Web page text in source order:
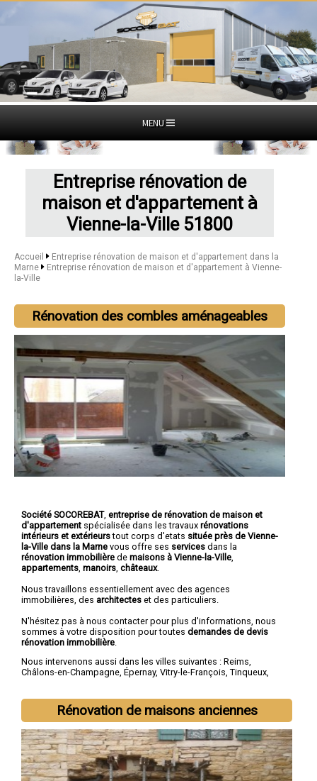
MENU
Entreprise rénovation de
maison et d'appartement à
Vienne-la-Ville 51800
Accueil
Entreprise rénovation de maison et d'appartement dans la
Marne
Entreprise rénovation de maison et d'appartement à Vienne-
la-Ville
Rénovation des combles aménageables
Société SOCOREBAT, entreprise de rénovation de maison et
d'appartement spécialisée dans les travaux rénovations
intérieurs et extérieurstout corps d'etats située près de Vienne-
la-Ville dans la Marne vous offre ses services dans la
rénovation immobilière de maisons à Vienne-la-Ville
appartements manoirs châteaux.
Nous travaillons essentiellement avec des agences
immobilières, des architectes et des particuliers.
N'hésitez pas à nous contacter pour plus d'informations, nous
sommes à votre disposition pour toutes demandes de devis
rénovation immobilière
Nous intervenons aussi dans les villes suivantes : Reims,
Châlons-en-Champagne, Épernay, Vitry-le-François, Tinqueux,
Rénovation de maisons anciennes